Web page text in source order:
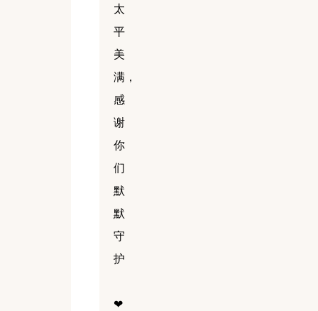
太
平
美
满，
感
谢
你
们
默
默
守
护
❤